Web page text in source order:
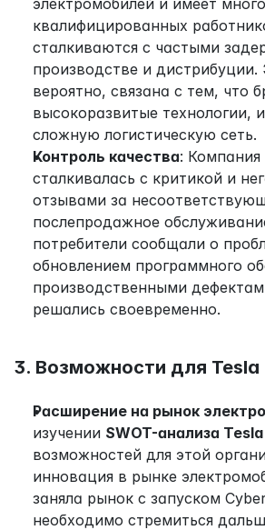
электромобилей и имеет много
квалифицированных
сталкиваются с частыми
производстве и дистрибуции.
вероятно, связана с тем, что
высокоразвитые технологии,
сложную логистическую сеть.
Контроль качества:
сталкивалась с критикой и
отзывами за
послепродажное
потребители сообщали о
обновлением программного
производственными
решались своевременно.
3. Возможности для Tesla
Расширение на рынок
изучении SWOT-анализа Tesla
возможностей для этой
инновация в рынке
заняла рынок с запуском
необходимо стремиться